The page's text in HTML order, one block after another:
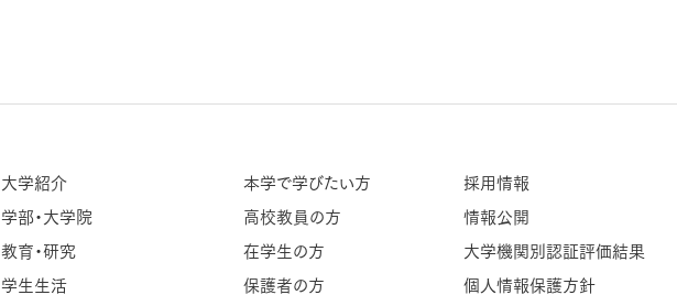
大学紹介
学部・大学院
教育・研究
学生生活
本学で学びたい方
高校教員の方
在学生の方
保護者の方
採用情報
情報公開
大学機関別認証評価結果
個人情報保護方針